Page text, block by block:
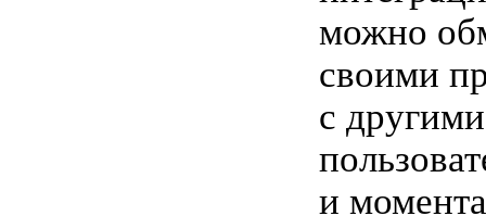
можно
своими
с другими
и